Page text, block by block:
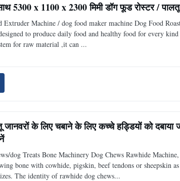
5300 x 1100 x 2300 मिमी डॉग फूड रोस्टर /
Extruder Machine / dog food maker machine Dog Food
to produce daily food and healthy food for every
for raw material ,it can ...
जानवरों के लिए चबाने के लिए कच्चे हड्डियों को
dog Treats Bone Machinery Dog Chews Rawhide
bone with cowhide, pigskin, beef tendons or sheepskin
The identity of rawhide dog chews...